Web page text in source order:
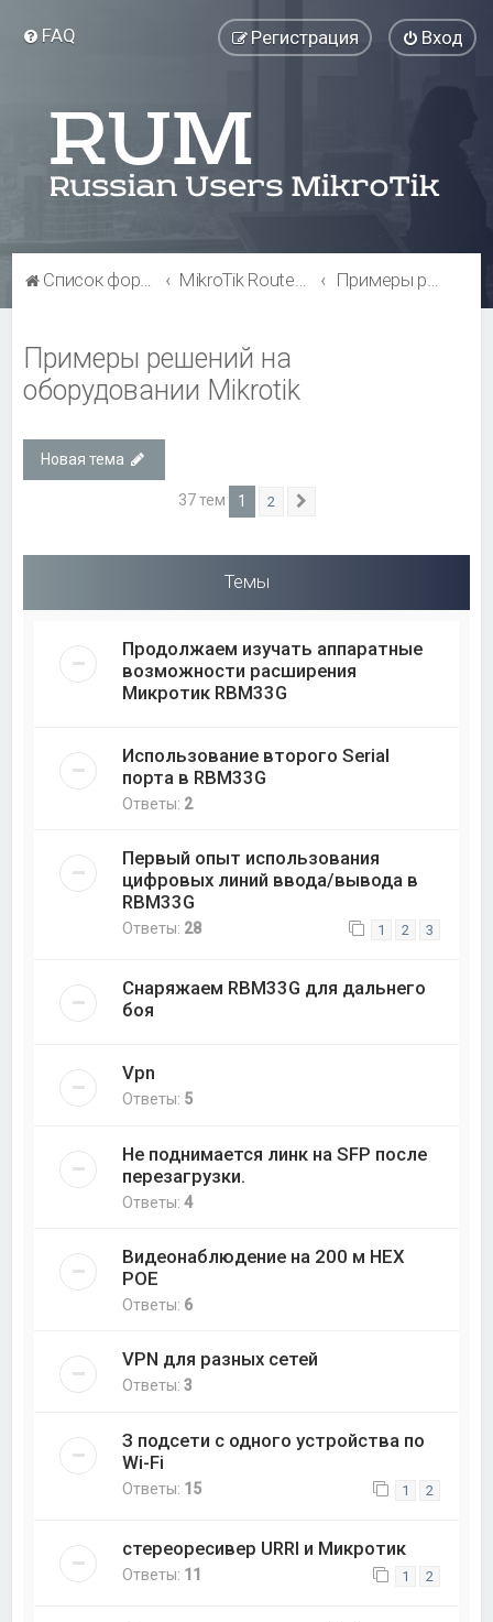
FAQ Вход
Регистрация
Список форумов MikroTik RouterBOARD Примеры решений на оборудовании Mikrotik
Примеры решений на
оборудовании Mikrotik
Новая тема
37 тем 1 2
Темы
Продолжаем изучать аппаратные
возможности расширения
Микротик RBM33G
Использование второго Serial
порта в RBM33G
Ответы: 2
Первый опыт использования
цифровых линий ввода/вывода в
RBM33G
Ответы: 28 1 2 3
Снаряжаем RBM33G для дальнего
боя
Vpn
Ответы: 5
Не поднимается линк на SFP после
перезагрузки.
Ответы:4
Видеонаблюдение на 200 м НЕХ
РОЕ
Ответы: 6
VPN для разных сетей
Ответы:3
З подсети с одного устройства по
Wi-Fi
Ответы: 15 1 2
стереоресивер URRI и Микротик
Ответы: 11 1 2